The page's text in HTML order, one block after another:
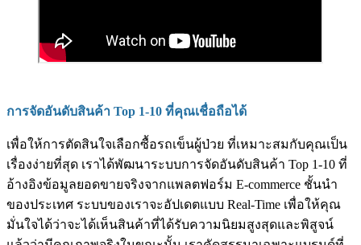
การจัดอันดับสินค้า Top 1-10 ที่คุณเชื่อถือได้
เพื่อให้การตัดสินใจเลือกซื้อรถเข็นผู้ป่วย ที่เหมาะสมกับคุณเป็น
เรื่องง่ายที่สุด เราได้พัฒนาระบบการจัดอันดับสินค้า Top 1-10 ที่
อ้างอิงข้อมูลยอดขายจริงจากแพลตฟอร์ม E-commerce ชั้นนำ
ของประเทศ ระบบของเราจะอัปเดตแบบ Real-Time เพื่อให้คุณ
มั่นใจได้ว่าจะได้เห็นสินค้าที่ได้รับความนิยมสูงสุดและพิสูจน์